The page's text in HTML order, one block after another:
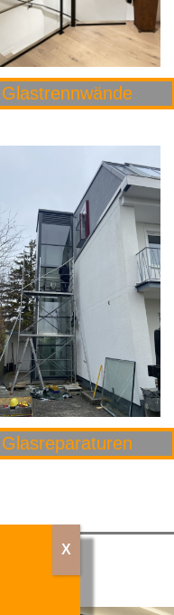
Glastrennwände
Glasreparaturen
X